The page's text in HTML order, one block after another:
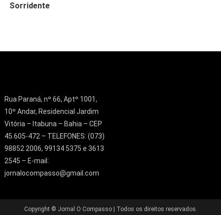
Sorridente
Rua Paraná, nº 66, Aptº 1001,
10º Andar, Residencial Jardim
Vitória – Itabuna – Bahia – CEP
45.605-472 – TELEFONES: (073)
98852 2006, 99134 5375 e 3613
2545 – E-mail:
jornalocompasso@gmail.com
Copyright © Jornal O Compasso | Todos os direitos reservados.